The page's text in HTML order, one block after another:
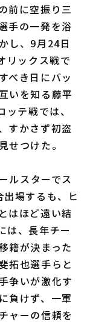
前に空振り三
手の一発を浴
し、9月24日
リックス戦で
べき日にバッ
いを知る藤平
テ戦では、
すかさず初盗
せつけた。
ルスターでス
場するも、ヒ
はほど遠い結
は、長年チー
籍が決まった
拓也選手らと
争いが激化す
負けず、一軍
ャーの信頼を